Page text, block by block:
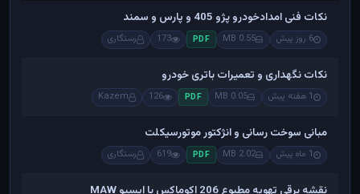
عنوان — مرتب‌شده براساس جدیدترین
نکات فنی امدادخودرو پژو 405 و پارس و سمند
6 روز پیش 0.55 MB
PDF
173 رستگاری
نکات نگهداری و تعمیرات باتری خودرو
1 هفته پیش 0.05 MB
PDF
126
Kazem
مبانی سوخت رسانی و انژکتور موتورسیکلت
1 ماه پیش 2.02 MB
PDF
619 رستگاری
نقشه برقی تهویه مطبوع 206 اکوماکس با ایسیو MAW